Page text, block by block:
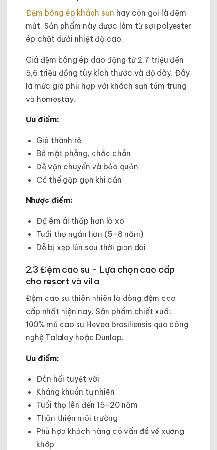
Đệm bông ép khách sạn hay còn gọi là đệm
mút. Sản phẩm này được làm từ sợi polyester
ép chặt dưới nhiệt độ cao.
Giá đệm bông ép dao động từ 2,7 triệu đến
5,6 triệu đồng tùy kích thước và độ dày. Đây
là mức giá phù hợp với khách sạn tầm trung
và homestay.
Ưu điểm:
Giá thành rẻ
Bề mặt phẳng, chắc chắn
Dễ vận chuyển và bảo quản
Có thể gập gọn khi cần
Nhược điểm:
Độ êm ái thấp hơn lò xo
Tuổi thọ ngắn hơn (5-8 năm)
Dễ bị xẹp lún sau thời gian dài
2.3 Đệm cao su – Lựa chọn cao cấp
cho resort và villa
Đệm cao su thiên nhiên là dòng đệm cao
cấp nhất hiện nay. Sản phẩm chiết xuất
100% mủ cao su Hevea brasiliensis qua công
nghệ Talalay hoặc Dunlop.
Ưu điểm:
Đàn hồi tuyệt vời
Kháng khuẩn tự nhiên
Tuổi thọ lên đến 15-20 năm
Thân thiện môi trường
Phù hợp khách hàng có vấn đề về xương
khớp